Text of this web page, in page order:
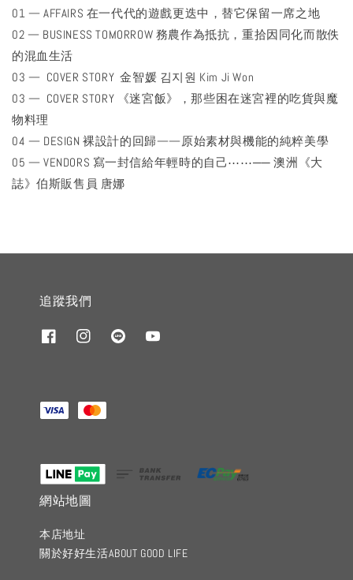
01 — AFFAIRS 在一代代的遊戲更迭中，替它保留一席之地
02 — BUSINESS TOMORROW 務農作為抵抗，重拾因同化而散佚
的混血生活
03 — COVER STORY 金智媛 김지원 Kim Ji Won
03 — COVER STORY 《迷宮飯》，那些困在迷宮裡的吃貨與魔
物料理
04 — DESIGN 裸設計的回歸——原始素材與機能的純粹美學
05 — VENDORS 寫一封信給年輕時的自己⋯⋯── 澳洲《大
誌》伯斯販售員 唐娜
追蹤我們
網站地圖
本店地址
關於好好生活ABOUT GOOD LIFE